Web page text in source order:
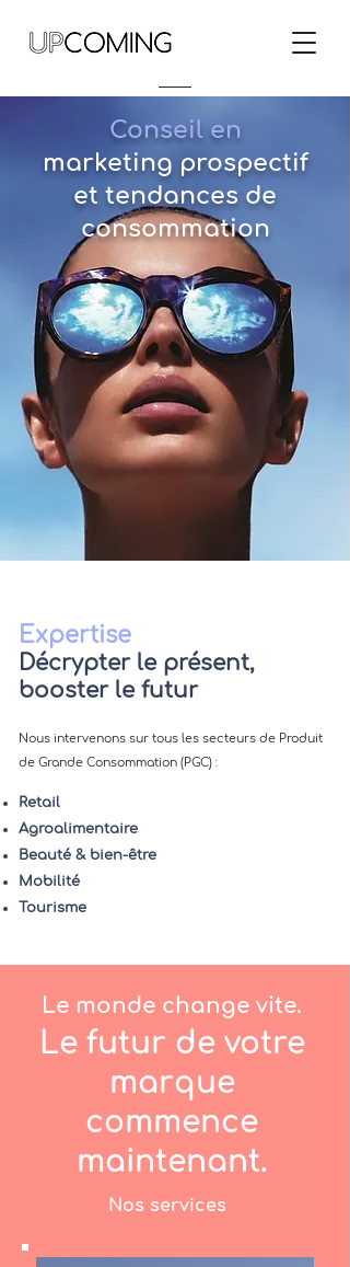
Conseil en
marketing prospectif
et tendances de
consommation
Expertise
Décrypter le présent,
booster le futur
Nous intervenons sur tous les secteurs de Produit
de Grande Consommation (PGC) :
Retail
Agroalimentaire
Beauté & bien-être
Mobilité
Tourisme
Le monde change vite.
Le futur de votre
marque
commence
maintenant.
Nos services